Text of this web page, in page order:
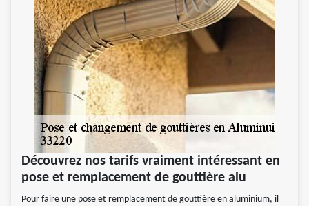
Découvrez nos tarifs vraiment intéressant en
pose et remplacement de gouttière alu
Pour faire une pose et remplacement de gouttière en aluminium, il